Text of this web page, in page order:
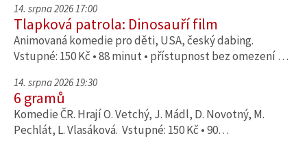
14. srpna 2026 17:00
Tlapková patrola: Dinosauří film
Animovaná komedie pro děti, USA, český dabing.
Vstupné: 150 Kč • 88 minut • přístupnost bez omezení …
14. srpna 2026 19:30
6 gramů
Komedie ČR. Hrají O. Vetchý, J. Mádl, D. Novotný, M.
Pechlát, L. Vlasáková. Vstupné: 150 Kč • 90…